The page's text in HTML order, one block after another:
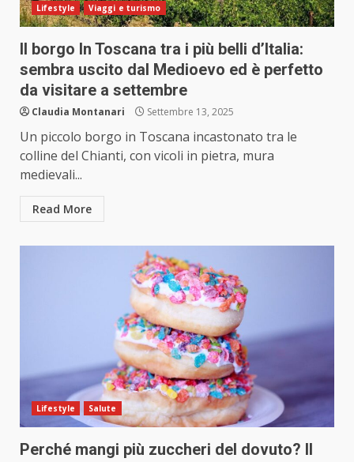
Lifestyle Viaggi e turismo
Il borgo In Toscana tra i più belli d’Italia:
sembra uscito dal Medioevo ed è perfetto
da visitare a settembre
Claudia Montanari Settembre 13, 2025
Un piccolo borgo in Toscana incastonato tra le
colline del Chianti, con vicoli in pietra, mura
medievali...
Read More
Lifestyle Salute
Perché mangi più zuccheri del dovuto? Il